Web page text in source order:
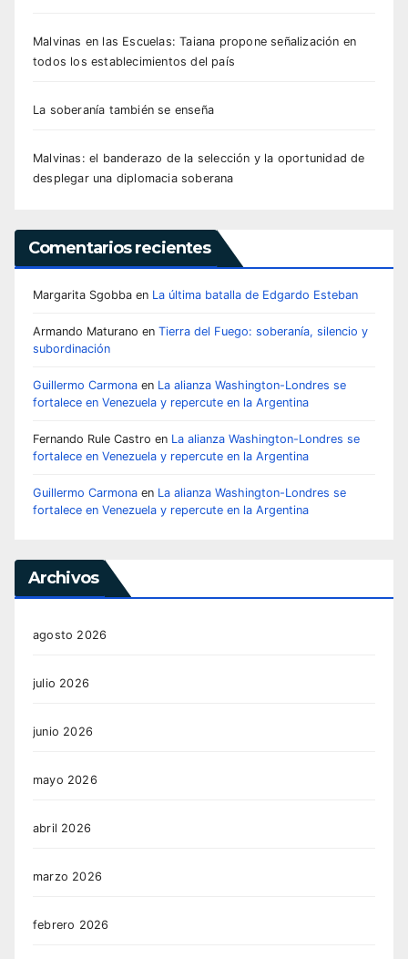
Malvinas en las Escuelas: Taiana propone señalización en
todos los establecimientos del país
La soberanía también se enseña
Malvinas: el banderazo de la selección y la oportunidad de
desplegar una diplomacia soberana
Comentarios recientes
Margarita Sgobba en La última batalla de Edgardo Esteban
Armando Maturano en Tierra del Fuego: soberanía, silencio y
subordinación
Guillermo Carmona en La alianza Washington-Londres se
fortalece en Venezuela y repercute en la Argentina
Fernando Rule Castro en La alianza Washington-Londres se
fortalece en Venezuela y repercute en la Argentina
Guillermo Carmona en La alianza Washington-Londres se
fortalece en Venezuela y repercute en la Argentina
Archivos
agosto 2026
julio 2026
junio 2026
mayo 2026
abril 2026
marzo 2026
febrero 2026